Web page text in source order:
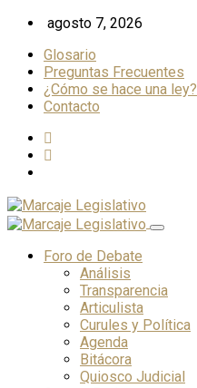
Skip
content
agosto 7, 2026
Glosario
Preguntas Frecuentes
¿Cómo se hace una ley?
Contacto
Foro de Debate
Análisis
Transparencia
Articulista
Curules y Política
Agenda
Bitácora
Quiosco Judicial